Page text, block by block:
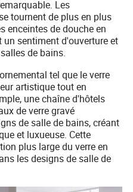
Les
tournent de plus en plus
enceintes de douche en
sentiment d'ouverture et
de bains.
tel que le verre
artistique tout en
une chaîne d'hôtels
de verre gravé
de salle de bains, créant
et luxueuse. Cette
plus large du verre en
les designs de salle de